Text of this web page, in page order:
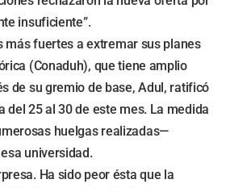
insuficiente”.
más fuertes a extremar sus planes
(Conaduh), que tiene amplio
de su gremio de base, Adul, ratificó
del 25 al 30 de este mes. La medida
huelgas realizadas—
universidad.
Ha sido peor ésta que la